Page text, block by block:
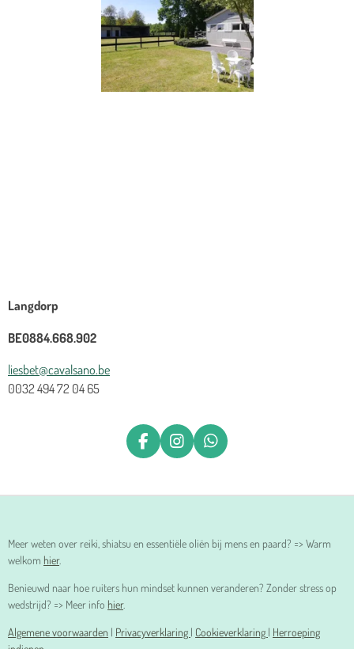
Langdorp
BE0884.668.902
liesbet@cavalsano.be
0032 494 72 04 65
F
A
E
K
I
N
T
R
A
W
H
T
P
P
Meer weten over reiki, shiatsu en essentiële oliën bij mens en paard? => Warm
welkom hier.
Benieuwd naar hoe ruiters hun mindset kunnen veranderen? Zonder stress op
wedstrijd? => Meer info hier.
Algemene voorwaarden | Privacyverklaring | Cookieverklaring | Herroeping